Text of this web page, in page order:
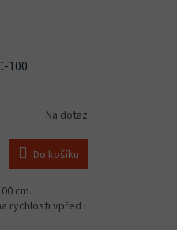
100
Na dotaz
Do košíku
cm.
rychlosti vpřed i